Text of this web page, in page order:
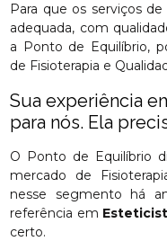
Para que os serviços
adequada, com
a Ponto de Equilíbrio,
de Fisioterapia e
Sua experiência
para nós. Ela
O Ponto de Equilíbrio
mercado de
nesse segmento há
referência em
certo.